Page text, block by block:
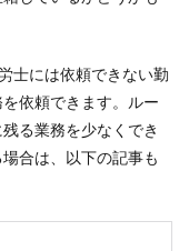
士には依頼できない勤
依頼できます。ルー
る業務を少なくでき
合は、以下の記事も